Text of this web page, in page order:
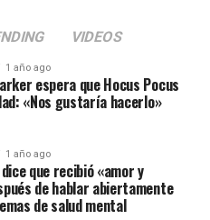
VIDEOS
1 año ago
espera que Hocus Pocus
«Nos gustaría hacerlo»
1 año ago
que recibió «amor y
de hablar abiertamente
de salud mental